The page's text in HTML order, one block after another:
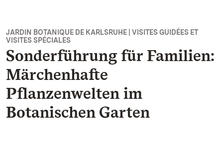
JARDIN BOTANIQUE DE KARLSRUHE | VISITES GUIDÉES ET
VISITES SPÉCIALES
Sonderführung für Familien:
Märchenhafte
Pflanzenwelten im
Botanischen Garten